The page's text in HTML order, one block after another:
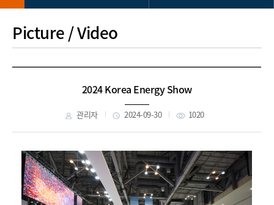
Picture / Video
2024 Korea Energy Show
관리자 2024-09-30 1020